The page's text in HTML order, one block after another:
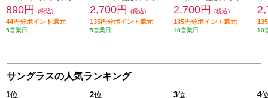
890円 (税込)
44円分ポイント還元
5営業日
2,700円 (税込)
135円分ポイント還元
5営業日
2,700円 (税込)
135円分ポイント還元
10営業日 10
サングラスの人気ランキング
1位 2位 3位 4